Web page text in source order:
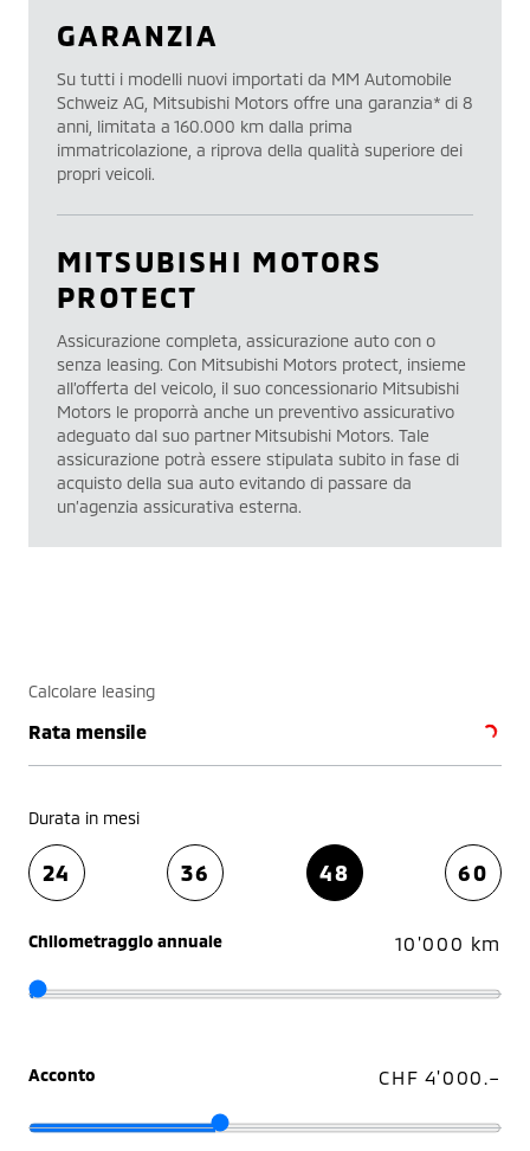
GARANZIA
Su tutti i modelli nuovi importati da MM Automobile
Schweiz AG, Mitsubishi Motors offre una garanzia* di 8
anni, limitata a 160.000 km dalla prima
immatricolazione, a riprova della qualità superiore dei
propri veicoli.
MITSUBISHI MOTORS
PROTECT
Assicurazione completa, assicurazione auto con o
senza leasing. Con Mitsubishi Motors protect, insieme
all’offerta del veicolo, il suo concessionario Mitsubishi
Motors le proporrà anche un preventivo assicurativo
adeguato dal suo partner Mitsubishi Motors. Tale
assicurazione potrà essere stipulata subito in fase di
acquisto della sua auto evitando di passare da
un’agenzia assicurativa esterna.
Calcolare leasing
Rata mensile
Durata in mesi
24 36 48 60
Chilometraggio annuale 10'000 km
Acconto CHF 4'000.–